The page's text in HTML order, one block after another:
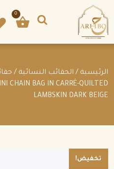
0
الرئيسية / الحقائب النسائية /
CHAIN BAG IN CARRÉ-QUILTED
LAMBSKIN DARK BEIGE
تخفيض!